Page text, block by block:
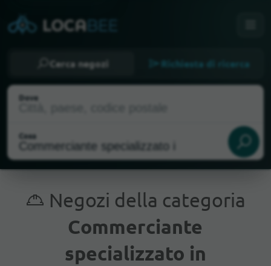
Cerca negozi Richiesta di ricerca
Dove
Cosa
Posizione attuale
Negozi della categoria
Commerciante
specializzato in